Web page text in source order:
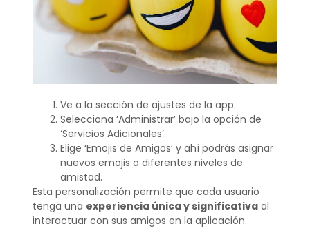
Ve a la sección de ajustes de la app.
Selecciona ‘Administrar’ bajo la opción de
‘Servicios Adicionales’.
Elige ‘Emojis de Amigos’ y ahí podrás asignar
nuevos emojis a diferentes niveles de
amistad.
Esta personalización permite que cada usuario
tenga una experiencia única y significativaal
interactuar con sus amigos en la aplicación.